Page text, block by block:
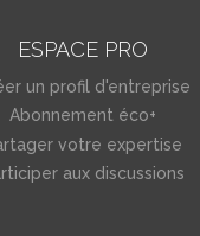
ESPACE PRO
un profil d'entreprise
Abonnement éco+
votre expertise
aux discussions